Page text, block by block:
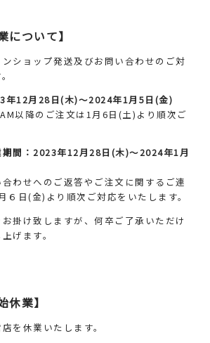
について】
ショップ発送及びお問い合わせのご対
年12月28日(木)～2024年1月5日(金)
以降のご注文は1月6日(土)より順次ご
間：2023年12月28日(木)～2024年1月
わせへのご返答やご注文に関するご連
６日(金)より順次ご対応をいたします。
掛け致しますが、何卒ご了承いただけ
げます。
休業】
を休業いたします。